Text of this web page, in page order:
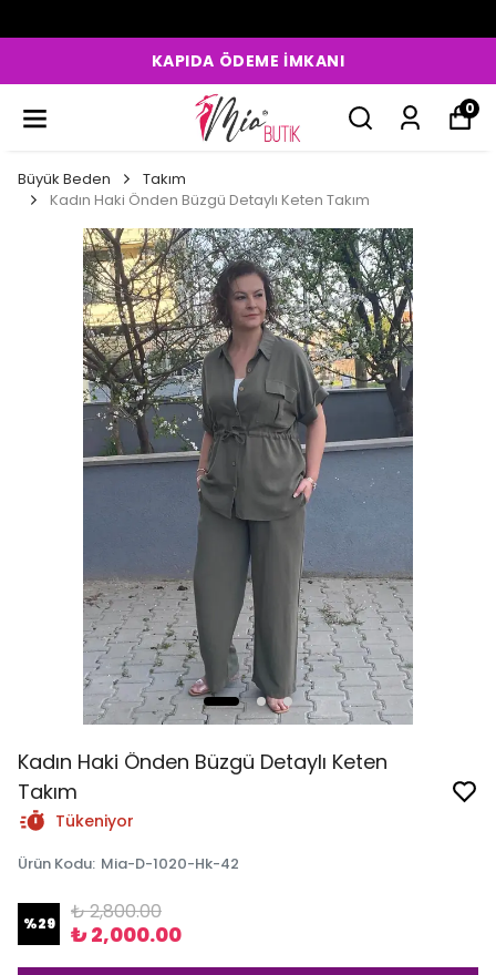
KAPIDA ÖDEME İMKANI
0
Büyük Beden
Takım
Kadın Haki Önden Büzgü Detaylı Keten Takım
Kadın Haki Önden Büzgü Detaylı Keten
Takım
Tükeniyor
Ürün Kodu: Mia-D-1020-Hk-42
%29 ₺ 2,800.00
₺ 2,000.00